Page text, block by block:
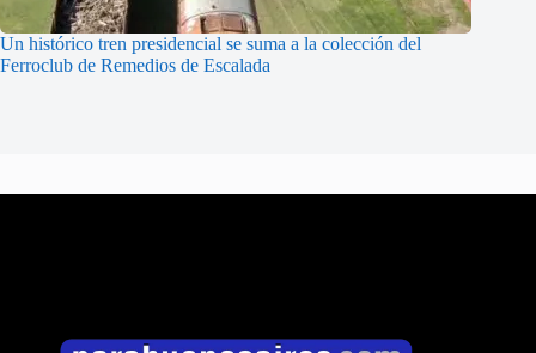
Un histórico tren presidencial se suma a la colección del
Ferroclub de Remedios de Escalada